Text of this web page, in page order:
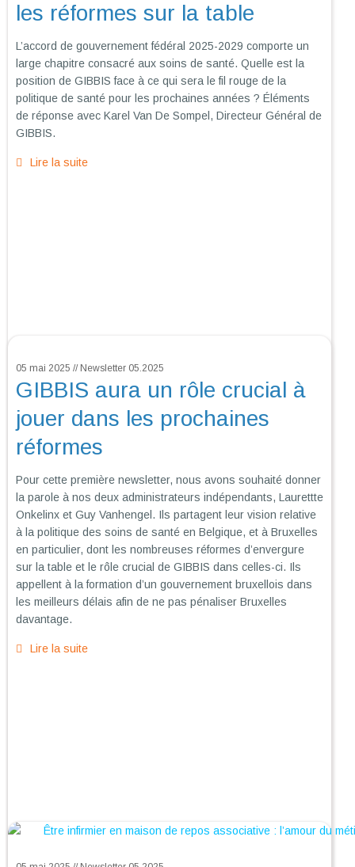
les réformes sur la table
L’accord de gouvernement fédéral 2025-2029 comporte un
large chapitre consacré aux soins de santé. Quelle est la
position de GIBBIS face à ce qui sera le fil rouge de la
politique de santé pour les prochaines années ? Éléments
de réponse avec Karel Van De Sompel, Directeur Général de
GIBBIS.
Lire la suite
05 mai 2025 // Newsletter 05.2025
GIBBIS aura un rôle crucial à
jouer dans les prochaines
réformes
Pour cette première newsletter, nous avons souhaité donner
la parole à nos deux administrateurs indépendants, Laurettte
Onkelinx et Guy Vanhengel. Ils partagent leur vision relative
à la politique des soins de santé en Belgique, et à Bruxelles
en particulier, dont les nombreuses réformes d’envergure
sur la table et le rôle crucial de GIBBIS dans celles-ci. Ils
appellent à la formation d’un gouvernement bruxellois dans
les meilleurs délais afin de ne pas pénaliser Bruxelles
davantage.
Lire la suite